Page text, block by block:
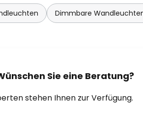
Dimmbare
Sie eine Beratung?
stehen Ihnen zur Verfügung.